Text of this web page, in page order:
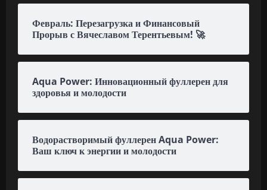
Февраль: Перезагрузка и Финансовый
Прорыв с Вячеславом Терентьевым! 🚀
Aqua Power: Инновационный фуллерен для
здоровья и молодости
Водорастворимый фуллерен Aqua Power:
Ваш ключ к энергии и молодости